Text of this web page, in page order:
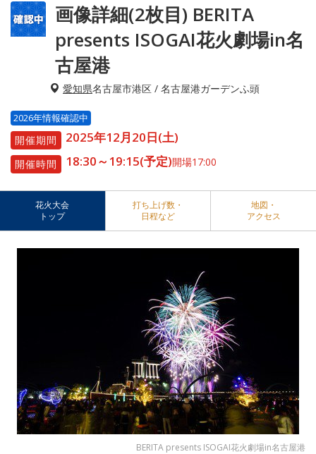
画像詳細(2枚目) BERITA
presents ISOGAI花火劇場in名
古屋港
愛知県名古屋市港区 / 名古屋港ガーデンふ頭
2026年情報確認中
開催期間 2025年12月20日(土)
開催時間 18:30～19:15(予定)開場17:00
花火大会
トップ
打ち上げ数・
日程など
地図・
アクセス
BERITA presents ISOGAI花火劇場in名古屋港